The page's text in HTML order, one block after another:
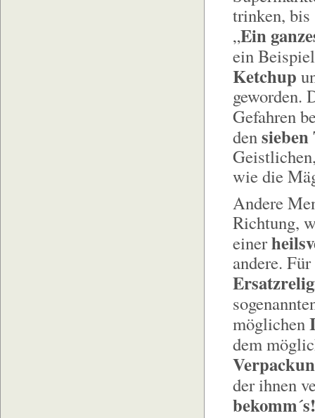
trinken, bis
„Ein
ein
Ketchup
geworden.
Gefahren
densieben
wie die
Andere
Richtung,
einer
andere.
möglichen
dem
der ihnen
bekomm´s!